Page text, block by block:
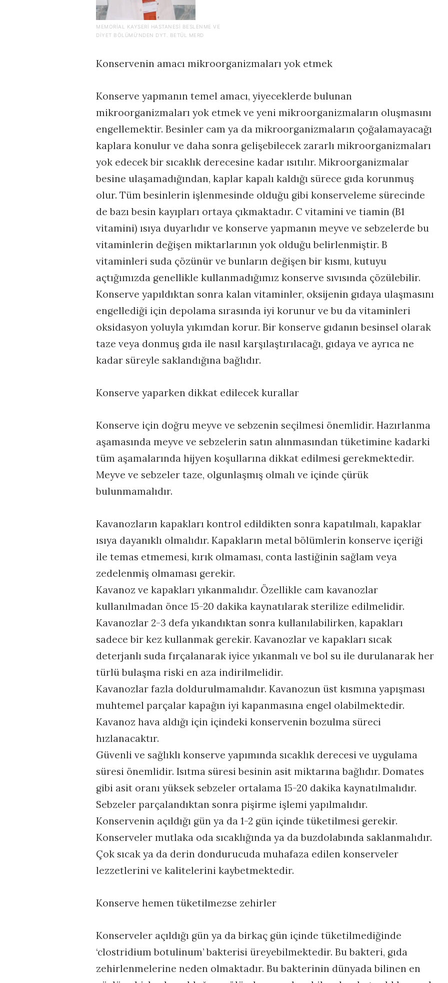
MEMORIAL KAYSERI HASTANESI BESLENME VE
DIYET BÖLÜMÜ’NDEN DYT. BETÜL MERD
Konservenin amacı mikroorganizmaları yok etmek
Konserve yapmanın temel amacı, yiyeceklerde bulunan
mikroorganizmaları yok etmek ve yeni mikroorganizmaların oluşmasını
engellemektir. Besinler cam ya da mikroorganizmaların çoğalamayacağı
kaplara konulur ve daha sonra gelişebilecek zararlı mikroorganizmaları
yok edecek bir sıcaklık derecesine kadar ısıtılır. Mikroorganizmalar
besine ulaşamadığından, kaplar kapalı kaldığı sürece gıda korunmuş
olur. Tüm besinlerin işlenmesinde olduğu gibi konserveleme sürecinde
de bazı besin kayıpları ortaya çıkmaktadır. C vitamini ve tiamin (B1
vitamini) ısıya duyarlıdır ve konserve yapmanın meyve ve sebzelerde bu
vitaminlerin değişen miktarlarının yok olduğu belirlenmiştir. B
vitaminleri suda çözünür ve bunların değişen bir kısmı, kutuyu
açtığımızda genellikle kullanmadığımız konserve sıvısında çözülebilir.
Konserve yapıldıktan sonra kalan vitaminler, oksijenin gıdaya ulaşmasını
engellediği için depolama sırasında iyi korunur ve bu da vitaminleri
oksidasyon yoluyla yıkımdan korur. Bir konserve gıdanın besinsel olarak
taze veya donmuş gıda ile nasıl karşılaştırılacağı, gıdaya ve ayrıca ne
kadar süreyle saklandığına bağlıdır.
Konserve yaparken dikkat edilecek kurallar
Konserve için doğru meyve ve sebzenin seçilmesi önemlidir. Hazırlanma
aşamasında meyve ve sebzelerin satın alınmasından tüketimine kadarki
tüm aşamalarında hijyen koşullarına dikkat edilmesi gerekmektedir.
Meyve ve sebzeler taze, olgunlaşmış olmalı ve içinde çürük
bulunmamalıdır.
Kavanozların kapakları kontrol edildikten sonra kapatılmalı, kapaklar
ısıya dayanıklı olmalıdır. Kapakların metal bölümlerin konserve içeriği
ile temas etmemesi, kırık olmaması, conta lastiğinin sağlam veya
zedelenmiş olmaması gerekir.
Kavanoz ve kapakları yıkanmalıdır. Özellikle cam kavanozlar
kullanılmadan önce 15-20 dakika kaynatılarak sterilize edilmelidir.
Kavanozlar 2-3 defa yıkandıktan sonra kullanılabilirken, kapakları
sadece bir kez kullanmak gerekir. Kavanozlar ve kapakları sıcak
deterjanlı suda fırçalanarak iyice yıkanmalı ve bol su ile durulanarak her
türlü bulaşma riski en aza indirilmelidir.
Kavanozlar fazla doldurulmamalıdır. Kavanozun üst kısmına yapışması
muhtemel parçalar kapağın iyi kapanmasına engel olabilmektedir.
Kavanoz hava aldığı için içindeki konservenin bozulma süreci
hızlanacaktır.
Güvenli ve sağlıklı konserve yapımında sıcaklık derecesi ve uygulama
süresi önemlidir. Isıtma süresi besinin asit miktarına bağlıdır. Domates
gibi asit oranı yüksek sebzeler ortalama 15-20 dakika kaynatılmalıdır.
Sebzeler parçalandıktan sonra pişirme işlemi yapılmalıdır.
Konservenin açıldığı gün ya da 1-2 gün içinde tüketilmesi gerekir.
Konserveler mutlaka oda sıcaklığında ya da buzdolabında saklanmalıdır.
Çok sıcak ya da derin dondurucuda muhafaza edilen konserveler
lezzetlerini ve kalitelerini kaybetmektedir.
Konserve hemen tüketilmezse zehirler
Konserveler açıldığı gün ya da birkaç gün içinde tüketilmediğinde
‘clostridium botulinum’ bakterisi üreyebilmektedir. Bu bakteri, gıda
zehirlenmelerine neden olmaktadır. Bu bakterinin dünyada bilinen en